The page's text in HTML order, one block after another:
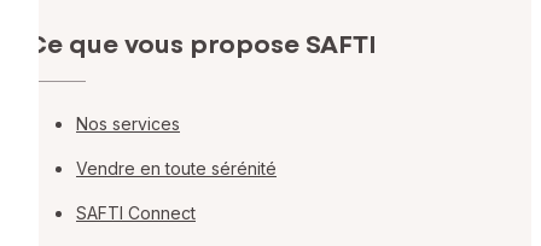
Ce que vous propose SAFTI
Nos services
Vendre en toute sérénité
SAFTI Connect